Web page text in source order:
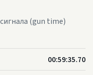
(gun time)
00:59:35.70